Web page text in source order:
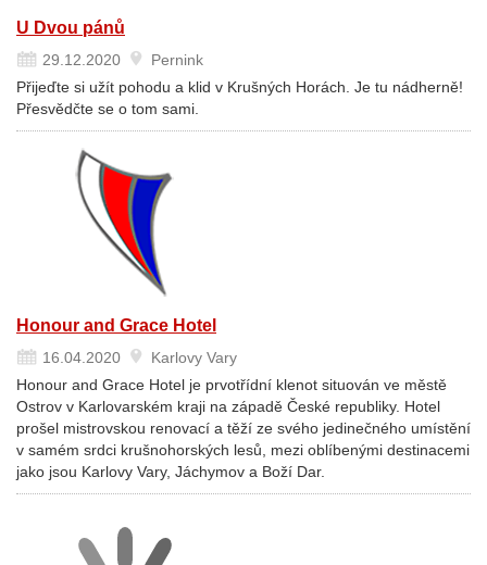
U Dvou pánů
29.12.2020
Pernink
Přijeďte si užít pohodu a klid v Krušných Horách. Je tu nádherně!
Přesvědčte se o tom sami.
Honour and Grace Hotel
16.04.2020
Karlovy Vary
Honour and Grace Hotel je prvotřídní klenot situován ve městě
Ostrov v Karlovarském kraji na západě České republiky. Hotel
prošel mistrovskou renovací a těží ze svého jedinečného umístění
v samém srdci krušnohorských lesů, mezi oblíbenými destinacemi
jako jsou Karlovy Vary, Jáchymov a Boží Dar.